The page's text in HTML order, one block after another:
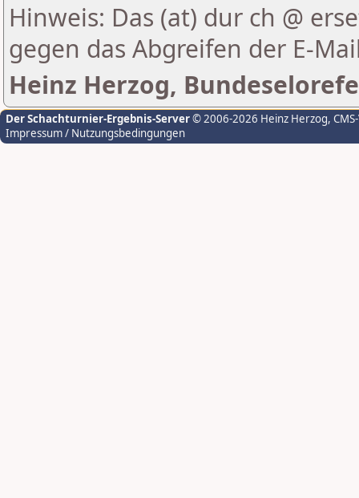
Hinweis: Das (at) dur ch @
gegen das Abgreifen der E-
Heinz Herzog,
Der Schachturnier-Ergebnis-Server© 2006-2026 Heinz Herzog,
Impressum / Nutzungsbedingungen